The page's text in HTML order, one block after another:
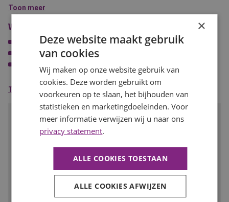
Je bent een echte doorzetter en je wil graag veel over het vak
leren;
Toon meer
Wat wij bieden
Een marktconform salaris;
Ruimte om jezelf te ontwikkelen;
Toon meer
Spreekt deze baan je aan?
Solliciteer dan snel op deze functie of deel de vacature met
×
Deze website maakt gebruik
van cookies
Wij maken op onze website gebruik van
cookies. Deze worden gebruikt om
voorkeuren op te slaan, het bijhouden van
statistieken en marketingdoeleinden. Voor
meer informatie verwijzen wij u naar ons
privacy statement.
ALLE COOKIES TOESTAAN
ALLE COOKIES AFWIJZEN